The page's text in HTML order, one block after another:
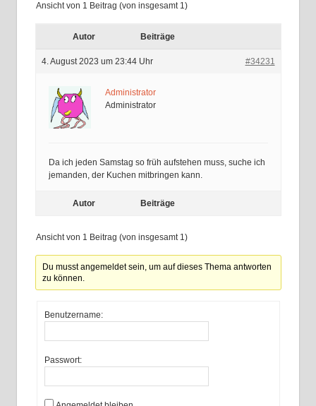
Ansicht von 1 Beitrag (von insgesamt 1)
Autor Beiträge
4. August 2023 um 23:44 Uhr #34231
Administrator
Administrator
Da ich jeden Samstag so früh aufstehen muss, suche ich
jemanden, der Kuchen mitbringen kann.
Autor Beiträge
Ansicht von 1 Beitrag (von insgesamt 1)
Du musst angemeldet sein, um auf dieses Thema antworten
zu können.
Benutzername:
Passwort: